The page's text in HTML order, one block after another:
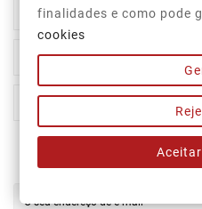
Top Categorias
A Nossa Empresa
A Sua Conta
finalidades e como pode
cookies